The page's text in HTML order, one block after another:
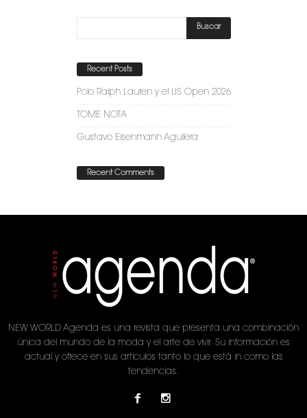
Recent Posts
Polo Ralph Lauren y el US Open 2026
TOME NOTA
Gustavo Eisenmann Aguilera
Recent Comments
NEW WORLD Agenda es una revista que presenta una combinación
única del mundo de la moda y el arte de vivir. Su información es
actual y ofrece en sus artículos tanto lo que está in como las
tendencias.